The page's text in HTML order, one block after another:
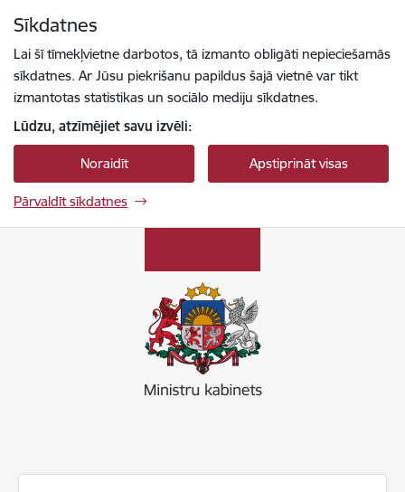
Sīkdatnes
Lai šī tīmekļvietne darbotos, tā izmanto obligāti nepieciešamās
sīkdatnes. Ar Jūsu piekrišanu papildus šajā vietnē var tikt
izmantotas statistikas un sociālo mediju sīkdatnes.
Lūdzu, atzīmējiet savu izvēli:
Noraidīt Apstiprināt visas
Pārvaldīt sīkdatnes